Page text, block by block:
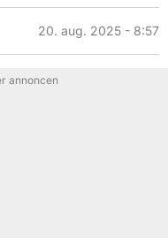
20. aug. 2025 - 8:57
annoncen